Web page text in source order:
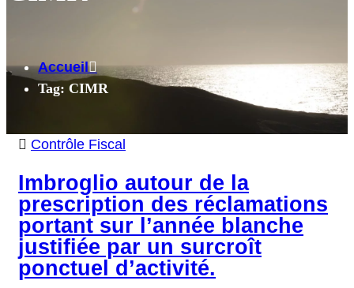
Accueil
Tag: CIMR
Contrôle Fiscal
Imbroglio autour de la
prescription des réclamations
portant sur l’année blanche
justifiée par un surcroît
ponctuel d’activité.